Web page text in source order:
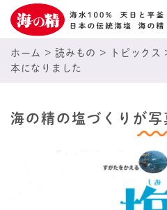
ホーム >読みもの > トピックス
本になりました
海の精の塩づくりが